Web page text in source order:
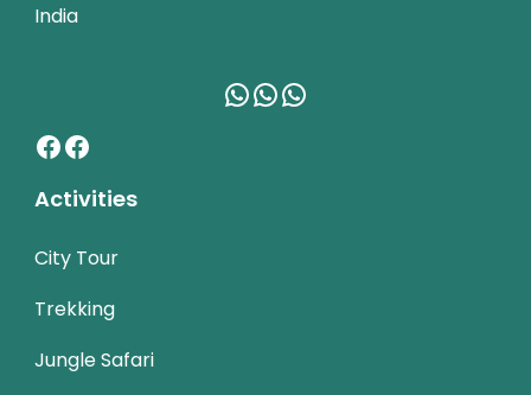
India
WhatsApp
WhatsApp
WhatsApp
Facebook
Facebook
Activities
City Tour
Trekking
Jungle Safari